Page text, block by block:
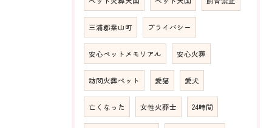
三浦郡葉山町 プライバシー
安心ペットメモリアル 安心火葬
訪問火葬ペット 愛猫 愛犬
亡くなった 女性火葬士 24時間